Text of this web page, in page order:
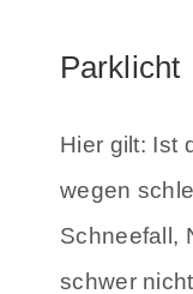
Parklicht
Hier gilt: Ist
wegen
Schneefall,
schwer